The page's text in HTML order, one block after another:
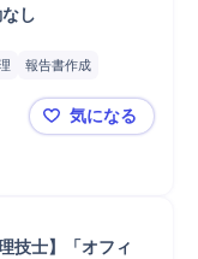
し
報告書作成
【未経験歓
気になる
技士】「オフィ